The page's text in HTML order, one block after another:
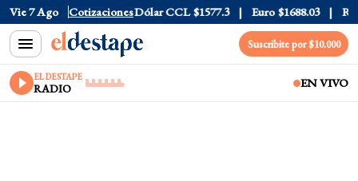
Vie 7 Ago Cotizaciones
Dólar Blue $1530 Dólar CCL $1577.3 Euro $1688.03 Riesgo
Suscribite por $10.000
EL DESTAPE
RADIO EN VIVO